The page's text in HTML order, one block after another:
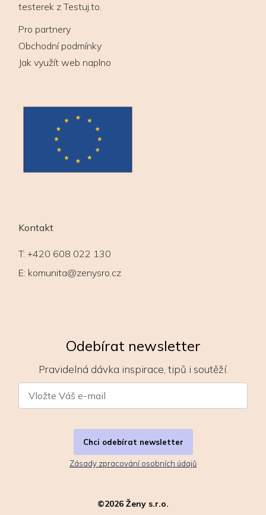
testerek z Testuj.to.
Pro partnery
Obchodní podmínky
Jak využít web naplno
Kontakt
T: +420 608 022 130
E: komunita@zenysro.cz
Odebírat newsletter
Pravidelná dávka inspirace, tipů i soutěží.
Chci odebírat newsletter
Zásady zpracování osobních údajů
©2026 Ženy s.r.o.